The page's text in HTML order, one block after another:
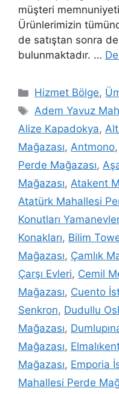
müşteri memnuniyeti
Ürünlerimizin
de satıştan sonra
bulunmaktadır. …
Hizmet Bölge,
Adem Yavuz
Alize Kapadokya,
Mağazası, Antmono,
Perde Mağazası,
Mağazası, Atakent
Atatürk Mahallesi
Konutları Yamanevler
Konakları, Bilim
Mağazası, Çamlık
Çarşı Evleri, Cemil
Mağazası, Cuento
Senkron, Dudullu
Mağazası,
Mağazası,
Mağazası, Emporia
Mahallesi Perde